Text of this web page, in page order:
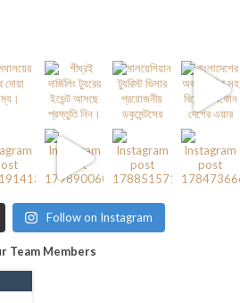
Follow on Instagram
Team Members